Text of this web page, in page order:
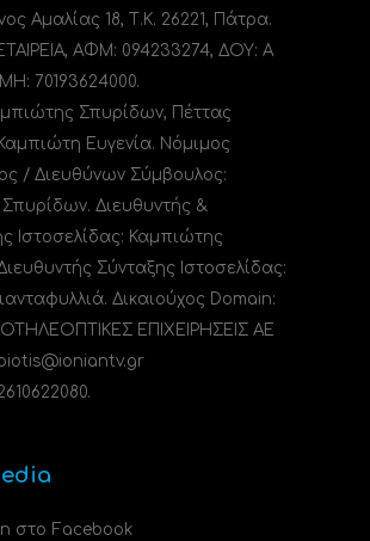
Αμαλίας 18, Τ.Κ. 26221, Πάτρα.
ΑΦΜ: 094233274, ΔΟΥ: A
70193624000.
Σπυρίδων, Πέττας
Ευγενία. Νόμιμος
/ Διευθύνων Σύμβουλος:
Διευθυντής &
Ιστοσελίδας: Καμπιώτης
Σύνταξης Ιστοσελίδας:
Δικαιούχος Domain:
ΕΠΙΧΕΙΡΗΣΕΙΣ ΑΕ
στο Facebook